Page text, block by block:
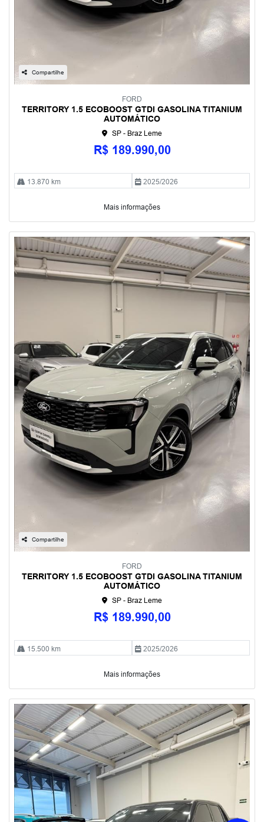
Compartilhe
FORD
TERRITORY 1.5 ECOBOOST GTDI GASOLINA TITANIUM
AUTOMÁTICO
SP - Braz Leme
R$ 189.990,00
13.870 km 2025/2026
Mais informações
Compartilhe
FORD
TERRITORY 1.5 ECOBOOST GTDI GASOLINA TITANIUM
AUTOMÁTICO
SP - Braz Leme
R$ 189.990,00
15.500 km 2025/2026
Mais informações